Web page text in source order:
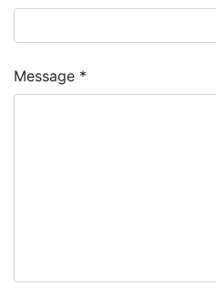
Message *